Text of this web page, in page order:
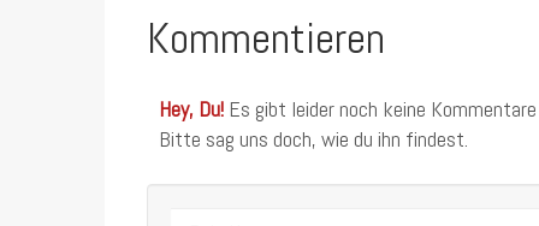
Kommentieren
Hey, Du! Es gibt leider noch keine
Bitte sag uns doch, wie du ihn findest.